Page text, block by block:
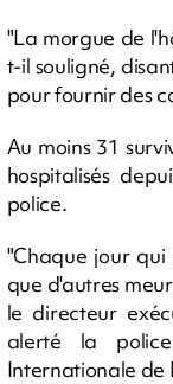
"La morgue de
t-il souligné,
pour fournir des
Au moins 31
hospitalisés
police.
"Chaque jour
que d'autres
le directeur
alerté la
Internationale de